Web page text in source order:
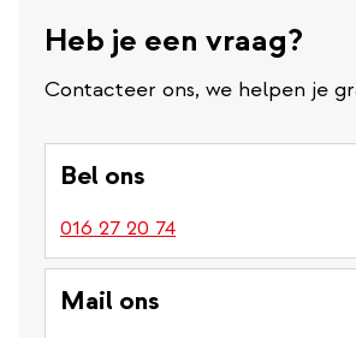
Heb je een vraag?
Contacteer ons, we helpen je
Bel ons
016 27 20 74
Mail ons